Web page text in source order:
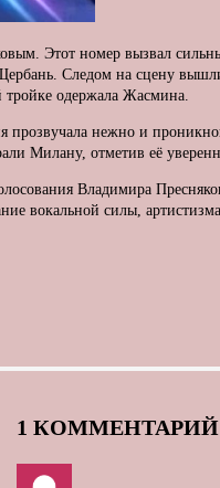
Этот номер вызвал
Следом на сцену
тройке одержала Жасмина.
прозвучала нежно и
Милану, отметив её
Владимира
вокальной силы,
1 КОММЕНТАРИЙ